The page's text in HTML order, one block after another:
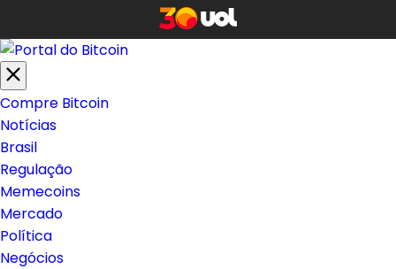
Compre Bitcoin
Notícias
Brasil
Regulação
Memecoins
Mercado
Política
Negócios